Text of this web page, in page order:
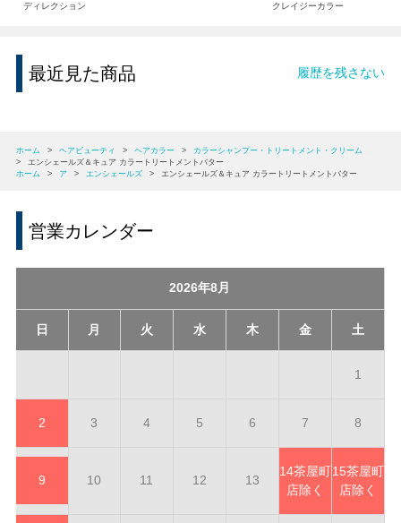
ディレクション クレイジーカラー
最近見た商品 履歴を残さない
ホーム > ヘアビューティ > ヘアカラー >
カラーシャンプー・トリートメント・クリーム
>
エンシェールズ＆キュア カラートリートメントバター
ホーム
> ア > エンシェールズ > エンシェールズ＆キュア カラートリートメントバター
営業カレンダー
2026年8月
日 月 火 水 木 金 土
1
2 3 4 5 6 7 8
9 10 11 12 13
14茶屋町
店除く
15茶屋町
店除く